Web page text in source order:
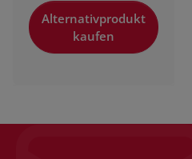
Alternativprodukt
kaufen